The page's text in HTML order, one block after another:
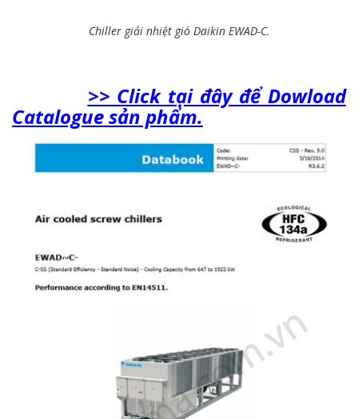
Chiller giải nhiệt gió Daikin EWAD-C.
>> Click tại đây để Dowload
Catalogue sản phẩm.